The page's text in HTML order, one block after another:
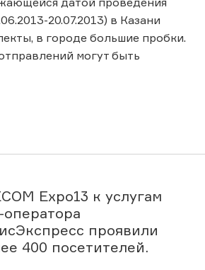
20.07.2013) в Казани
в городе большие пробки.
могут быть
Expo13 к услугам
проявили
400 посетителей.